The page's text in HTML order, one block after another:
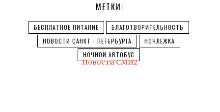
МЕТКИ:
БЕСПЛАТНОЕ ПИТАНИЕ
БЛАГОТВОРИТЕЛЬНОСТЬ
НОВОСТИ САНКТ - ПЕТЕРБУРГА
НОЧЛЕЖКА
НОЧНОЙ АВТОБУС
Новости СМИ2